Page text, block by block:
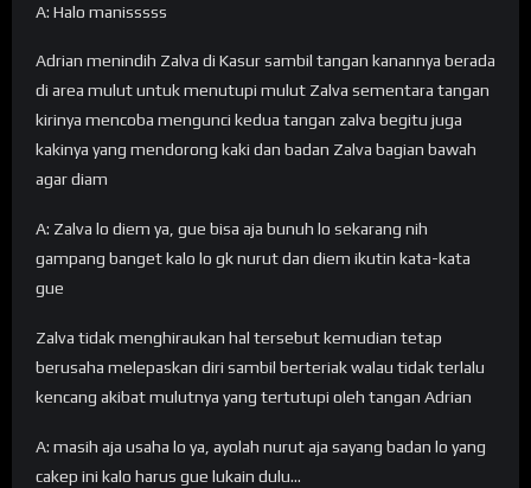
A: Halo manisssss
Adrian menindih Zalva di Kasur sambil tangan kanannya berada
di area mulut untuk menutupi mulut Zalva sementara tangan
kirinya mencoba mengunci kedua tangan zalva begitu juga
kakinya yang mendorong kaki dan badan Zalva bagian bawah
agar diam
A: Zalva lo diem ya, gue bisa aja bunuh lo sekarang nih
gampang banget kalo lo gk nurut dan diem ikutin kata-kata
gue
Zalva tidak menghiraukan hal tersebut kemudian tetap
berusaha melepaskan diri sambil berteriak walau tidak terlalu
kencang akibat mulutnya yang tertutupi oleh tangan Adrian
A: masih aja usaha lo ya, ayolah nurut aja sayang badan lo yang
cakep ini kalo harus gue lukain dulu…